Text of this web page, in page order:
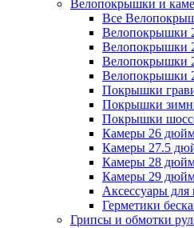
Велопокрышки и
Все
Велопокрышки
Велопокрышки
Велопокрышки
Велопокрышки
Покрышки
Покрышки
Покрышки
Камеры 26
Камеры 27.5
Камеры 28
Камеры 29
Аксессуары
Герметики
Грипсы и обмотки